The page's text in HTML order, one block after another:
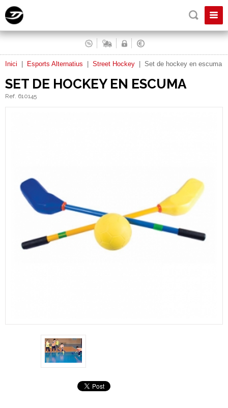
Inici Esports Alternatius Street Hockey Set de hockey en escuma
SET DE HOCKEY EN ESCUMA
Ref. 610145